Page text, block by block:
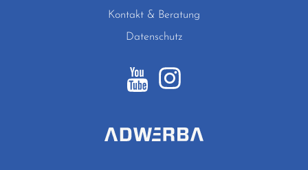
Kontakt & Beratung
Datenschutz